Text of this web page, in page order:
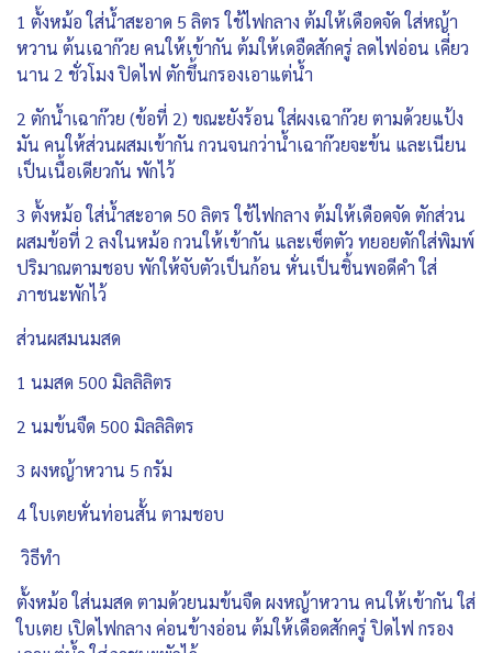
1 ตั้งหม้อ ใส่น้ำสะอาด 5 ลิตร ใช้ไฟกลาง ต้มให้เดือดจัด ใส่หญ้า
หวาน ต้นเฉาก๊วย คนให้เข้ากัน ต้มให้เดอืดสักครู่ ลดไฟอ่อน เคี่ยว
นาน 2 ชั่วโมง ปิดไฟ ตักขึ้นกรองเอาแต่น้ำ
2 ตักน้ำเฉาก๊วย (ข้อที่ 2) ขณะยังร้อน ใส่ผงเฉาก๊วย ตามด้วยแป้ง
มัน คนให้ส่วนผสมเข้ากัน กวนจนกว่าน้ำเฉาก๊วยจะข้น และเนียน
เป็นเนื้อเดียวกัน พักไว้
3 ตั้งหม้อ ใส่น้ำสะอาด 50 ลิตร ใช้ไฟกลาง ต้มให้เดือดจัด ตักส่วน
ผสมข้อที่ 2 ลงในหม้อ กวนให้เข้ากัน และเซ็ตตัว ทยอยตักใส่พิมพ์
ปริมาณตามชอบ พักให้จับตัวเป็นก้อน หั่นเป็นชิ้นพอดีคำ ใส่
ภาชนะพักไว้
ส่วนผสมนมสด
1 นมสด 500 มิลลิลิตร
2 นมข้นจืด 500 มิลลิลิตร
3 ผงหญ้าหวาน 5 กรัม
4 ใบเตยหั่นท่อนสั้น ตามชอบ
วิธีทำ
ตั้งหม้อ ใส่นมสด ตามด้วยนมข้นจืด ผงหญ้าหวาน คนให้เข้ากัน ใส่
ใบเตย เปิดไฟกลาง ค่อนข้างอ่อน ต้มให้เดือดสักครู่ ปิดไฟ กรอง